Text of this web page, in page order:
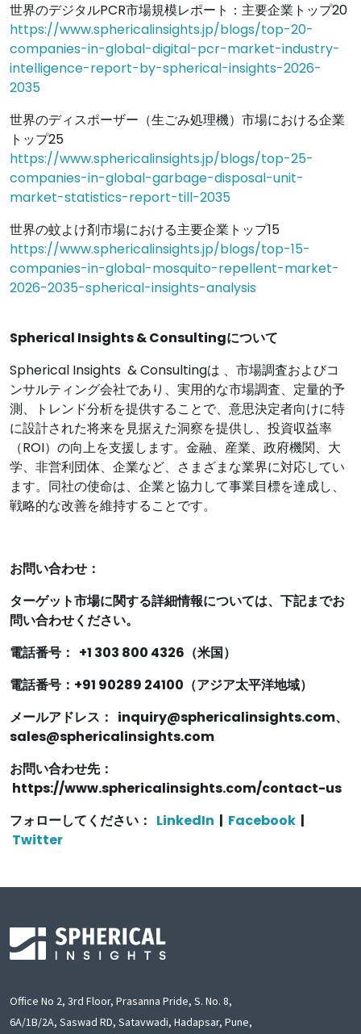
世界のデジタルPCR市場規模レポート：主要企業トップ20
https://www.sphericalinsights.jp/blogs/top-20-
companies-in-global-digital-pcr-market-industry-
intelligence-report-by-spherical-insights-2026-
2035
世界のディスポーザー（生ごみ処理機）市場における企業
トップ25
https://www.sphericalinsights.jp/blogs/top-25-
companies-in-global-garbage-disposal-unit-
market-statistics-report-till-2035
世界の蚊よけ剤市場における主要企業トップ15
https://www.sphericalinsights.jp/blogs/top-15-
companies-in-global-mosquito-repellent-market-
2026-2035-spherical-insights-analysis
Spherical Insights & Consultingについて
Spherical Insights & Consultingは 、市場調査およびコ
ンサルティング会社であり、実用的な市場調査、定量的予
測、トレンド分析を提供することで、意思決定者向けに特
に設計された将来を見据えた洞察を提供し、投資収益率
（ROI）の向上を支援します。金融、産業、政府機関、大
学、非営利団体、企業など、さまざまな業界に対応してい
ます。同社の使命は、企業と協力して事業目標を達成し、
戦略的な改善を維持することです。
お問い合わせ：
ターゲット市場に関する詳細情報については、下記までお
問い合わせください。
電話番号： +1 303 800 4326（米国）
電話番号：+91 90289 24100（アジア太平洋地域）
メールアドレス： inquiry@sphericalinsights.com、
sales@sphericalinsights.com
お問い合わせ先：
https://www.sphericalinsights.com/contact-us
フォローしてください： LinkedIn | Facebook |
Twitter
Office No 2, 3rd Floor, Prasanna Pride, S. No. 8,
6A/1B/2A, Saswad RD, Satavwadi, Hadapsar, Pune,